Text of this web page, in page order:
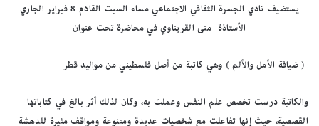
يستضيف نادي الجسرة الثقافي الاجتماعي مساء السبت القادم 8 فبراير الجاري
الأستاذة منى القريناوي في محاضرة تحت عنوان
( ضيافة الأمل والألم ) وهي كاتبة من أصل فلسطيني من مواليد قطر
والكاتبة درست تخصص علم النفس وعملت به، وكان لذلك أثر بالغ في كتاباتها
القصصية، حيث إنها تفاعلت مع شخصيات عديدة ومتنوعة ومواقف مثيرة للدهشة